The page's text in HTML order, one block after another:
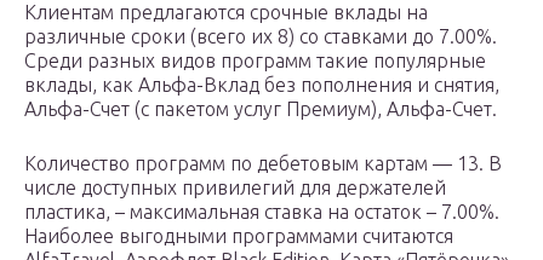
Клиентам предлагаются срочные вклады на
различные сроки (всего их 8) со ставками до 7.00%.
Среди разных видов программ такие популярные
вклады, как Альфа-Вклад без пополнения и снятия,
Альфа-Счет (с пакетом услуг Премиум), Альфа-Счет.
Количество программ по дебетовым картам — 13. В
числе доступных привилегий для держателей
пластика, – максимальная ставка на остаток – 7.00%.
Наиболее выгодными программами считаются